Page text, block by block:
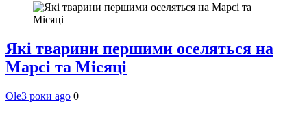
Які тварини першими оселяться на
Марсі та Місяці
Ole3 роки ago 0